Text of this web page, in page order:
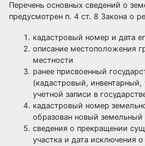
Перечень основных сведений о
предусмотрен п. 4 ст. 8 Закона о
кадастровый номер и дата
описание местоположения
местности
ранее присвоенный
(кадастровый,
учетной записи в
кадастровый номер
образован новый земельный
сведения о прекращении
участка и дата исключения